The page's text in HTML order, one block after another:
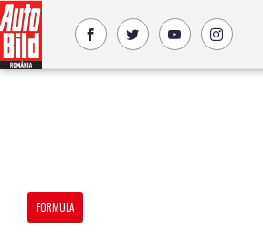
FORMULA